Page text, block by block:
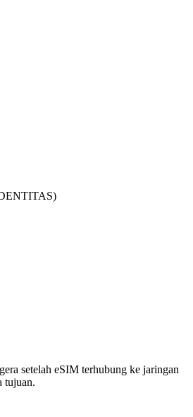
setelah eSIM terhubung ke jaringan
tujuan.